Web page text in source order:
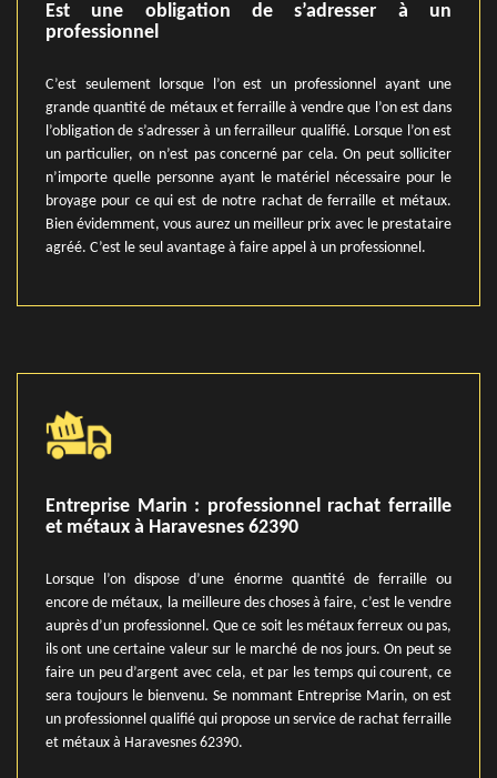
Est une obligation de s’adresser à un
professionnel
C’est seulement lorsque l’on est un professionnel ayant une
grande quantité de métaux et ferraille à vendre que l’on est dans
l’obligation de s’adresser à un ferrailleur qualifié. Lorsque l’on est
un particulier, on n’est pas concerné par cela. On peut solliciter
n’importe quelle personne ayant le matériel nécessaire pour le
broyage pour ce qui est de notre rachat de ferraille et métaux.
Bien évidemment, vous aurez un meilleur prix avec le prestataire
agréé. C’est le seul avantage à faire appel à un professionnel.
Entreprise Marin : professionnel rachat ferraille
et métaux à Haravesnes 62390
Lorsque l’on dispose d’une énorme quantité de ferraille ou
encore de métaux, la meilleure des choses à faire, c’est le vendre
auprès d’un professionnel. Que ce soit les métaux ferreux ou pas,
ils ont une certaine valeur sur le marché de nos jours. On peut se
faire un peu d’argent avec cela, et par les temps qui courent, ce
sera toujours le bienvenu. Se nommant Entreprise Marin, on est
un professionnel qualifié qui propose un service de rachat ferraille
et métaux à Haravesnes 62390.